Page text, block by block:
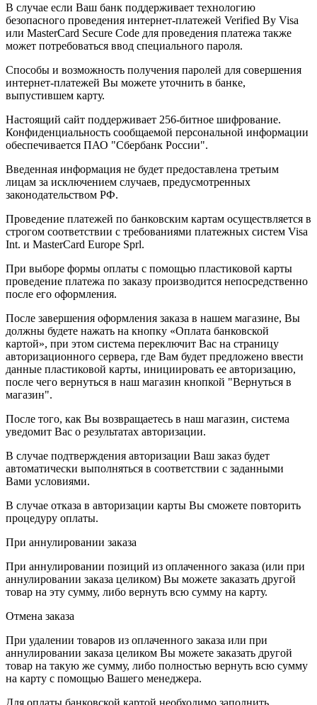
В случае если Ваш банк поддерживает технологию
безопасного проведения интернет-платежей Verified By Visa
или MasterCard Secure Code для проведения платежа также
может потребоваться ввод специального пароля.
Способы и возможность получения паролей для совершения
интернет-платежей Вы можете уточнить в банке,
выпустившем карту.
Настоящий сайт поддерживает 256-битное шифрование.
Конфиденциальность сообщаемой персональной информации
обеспечивается ПАО "Сбербанк России".
Введенная информация не будет предоставлена третьим
лицам за исключением случаев, предусмотренных
законодательством РФ.
Проведение платежей по банковским картам осуществляется в
строгом соответствии с требованиями платежных систем Visa
Int. и MasterCard Europe Sprl.
При выборе формы оплаты с помощью пластиковой карты
проведение платежа по заказу производится непосредственно
после его оформления.
После завершения оформления заказа в нашем магазине, Вы
должны будете нажать на кнопку «Оплата банковской
картой», при этом система переключит Вас на страницу
авторизационного сервера, где Вам будет предложено ввести
данные пластиковой карты, инициировать ее авторизацию,
после чего вернуться в наш магазин кнопкой "Вернуться в
магазин".
После того, как Вы возвращаетесь в наш магазин, система
уведомит Вас о результатах авторизации.
В случае подтверждения авторизации Ваш заказ будет
автоматически выполняться в соответствии с заданными
Вами условиями.
В случае отказа в авторизации карты Вы сможете повторить
процедуру оплаты.
При аннулировании заказа
При аннулировании позиций из оплаченного заказа (или при
аннулировании заказа целиком) Вы можете заказать другой
товар на эту сумму, либо вернуть всю сумму на карту.
Отмена заказа
При удалении товаров из оплаченного заказа или при
аннулировании заказа целиком Вы можете заказать другой
товар на такую же сумму, либо полностью вернуть всю сумму
на карту с помощью Вашего менеджера.
Для оплаты банковской картой необходимо заполнить